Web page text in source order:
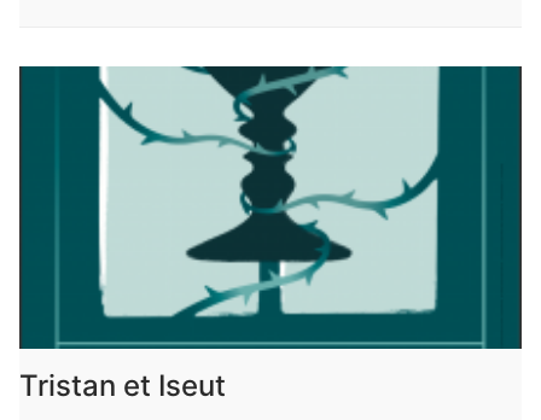
Tristan et Iseut